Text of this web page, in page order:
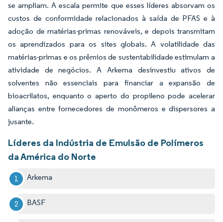
se ampliam. A escala permite que esses líderes absorvam os
custos de conformidade relacionados à saída de PFAS e à
adoção de matérias-primas renováveis, e depois transmitam
os aprendizados para os sites globais. A volatilidade das
matérias-primas e os prêmios de sustentabilidade estimulam a
atividade de negócios. A Arkema desinvestiu ativos de
solventes não essenciais para financiar a expansão de
bioacrilatos, enquanto o aperto do propileno pode acelerar
alianças entre fornecedores de monômeros e dispersores a
jusante.
Líderes da Indústria de Emulsão de Polímeros
da América do Norte
Arkema
BASF